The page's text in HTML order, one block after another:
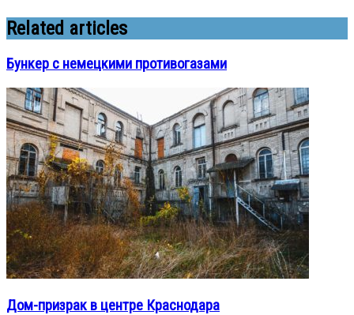
Related articles
Бункер с немецкими противогазами
Дом-призрак в центре Краснодара